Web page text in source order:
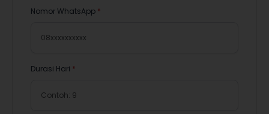
Nomor WhatsApp *
Durasi Hari *